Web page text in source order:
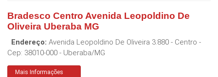
Bradesco Centro Avenida Leopoldino De
Oliveira Uberaba MG
Endereço: Avenida Leopoldino De Oliveira 3.880 - Centro -
Cep: 38010-000 - Uberaba/MG
Mais Informações